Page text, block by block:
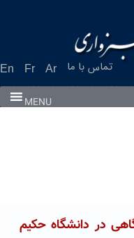
En Fr Ar تماس با ما
MENU
در دانشگاه حکیم